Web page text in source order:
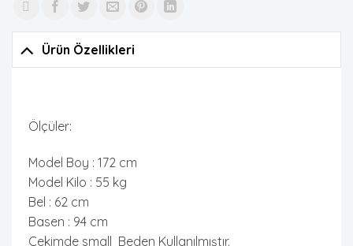
Ürün Özellikleri
Ölçüler:
Model Boy : 172 cm
Model Kilo : 55 kg
Bel : 62 cm
Basen : 94 cm
Çekimde small Beden Kullanılmıştır.